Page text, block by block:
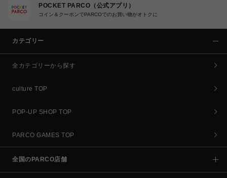
POCKET PARCO（公式アプリ）
コイン＆クーポンでPARCOでのお買い物がオトクに
カテゴリー
全カテゴリーから探す
culture TOP
POP-UP SHOP TOP
PARCO GAMES TOP
全国のPARCO店舗